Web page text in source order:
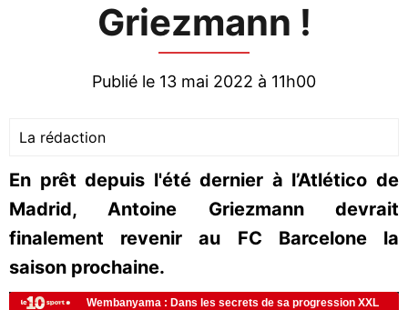
Griezmann !
Publié le 13 mai 2022 à 11h00
La rédaction
En prêt depuis l'été dernier à l’Atlético de
Madrid, Antoine Griezmann devrait
finalement revenir au FC Barcelone la
saison prochaine.